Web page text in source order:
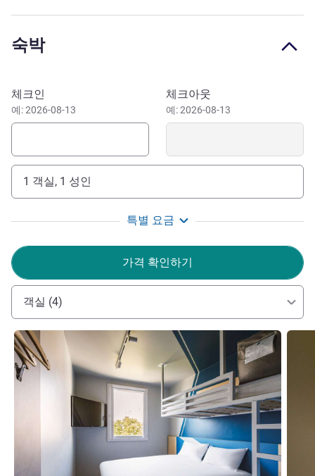
Transbordeur by transport or car.
Located close to the beltway, we have covered and secure
downtown Lyon.
Our dynamic and motivated team is available to ensure
offer a comfortable stay at a reasonable price. See you
soon! Eddy Haquet, Manager
호텔 관리
숙박
이 호텔 예약하기
체크인
예: 2026-08-13
체크아웃
예: 2026-08-13
1 객실, 1 성인
특별 요금
가격 확인하기
객실 (4)
세부 정보 보기 세부